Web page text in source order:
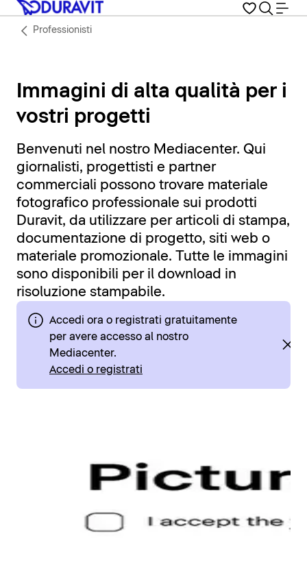
Professionisti
Immagini di alta qualità per i
vostri progetti
Benvenuti nel nostro Mediacenter. Qui
giornalisti, progettisti e partner
commerciali possono trovare materiale
fotografico professionale sui prodotti
Duravit, da utilizzare per articoli di stampa,
documentazione di progetto, siti web o
materiale promozionale. Tutte le immagini
sono disponibili per il download in
risoluzione stampabile.
Accedi ora o registrati gratuitamente
per avere accesso al nostro
Mediacenter.
Accedi o registrati